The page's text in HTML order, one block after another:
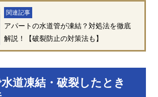
関連記事
アパートの水道管が凍結？対処法を徹底
解説！【破裂防止の対策法も】
道凍結・破裂したとき